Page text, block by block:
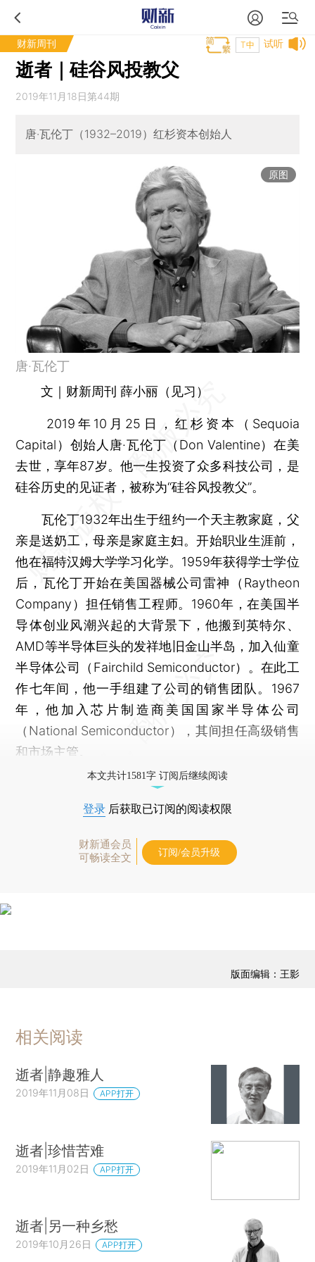
财新周刊 试听
T中
逝者｜硅谷风投教父
2019年11月18日第44期
唐·瓦伦丁（1932–2019）红杉资本创始人
原图
唐·瓦伦丁
文｜财新周刊 薛小丽（见习）
2019年10月25日，红杉资本（Sequoia
Capital）创始人唐·瓦伦丁（Don Valentine）在美
去世，享年87岁。他一生投资了众多科技公司，是
硅谷历史的见证者，被称为“硅谷风投教父”。
瓦伦丁1932年出生于纽约一个天主教家庭，父
亲是送奶工，母亲是家庭主妇。开始职业生涯前，
他在福特汉姆大学学习化学。1959年获得学士学位
后，瓦伦丁开始在美国器械公司雷神（Raytheon
Company）担任销售工程师。1960年，在美国半
导体创业风潮兴起的大背景下，他搬到英特尔、
AMD等半导体巨头的发祥地旧金山半岛，加入仙童
半导体公司（Fairchild Semiconductor）。在此工
作七年间，他一手组建了公司的销售团队。1967
年，他加入芯片制造商美国国家半导体公司
（National Semiconductor），其间担任高级销售
和市场主管。
本文共计1581字 订阅后继续阅读
登录 后获取已订阅的阅读权限
财新通会员
可畅读全文
订阅/会员升级
版面编辑：王影
相关阅读
逝者|静趣雅人
2019年11月08日 APP打开
逝者|珍惜苦难
2019年11月02日 APP打开
逝者|另一种乡愁
2019年10月26日 APP打开